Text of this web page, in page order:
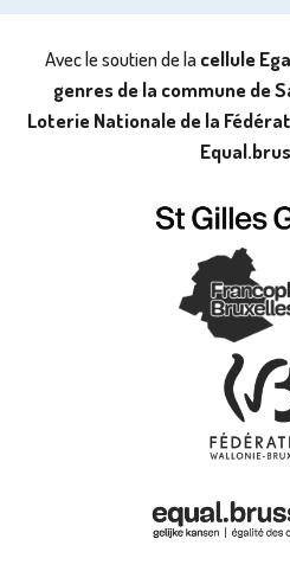
Avec le soutien de lacellule
genres de la commune de
Loterie Nationale de la